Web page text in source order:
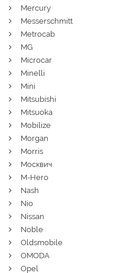
Mercury
Messerschmitt
Metrocab
MG
Microcar
Minelli
Mini
Mitsubishi
Mitsuoka
Mobilize
Morgan
Morris
Москвич
M-Hero
Nash
Nio
Nissan
Noble
Oldsmobile
OMODA
Opel